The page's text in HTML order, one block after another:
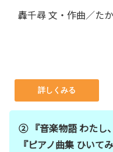
轟千尋 文・作曲／た
詳しくみる
② 『音楽物語 わたし
『ピアノ曲集 ひいて